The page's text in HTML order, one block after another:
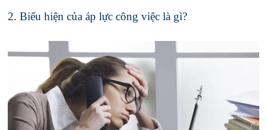
2. Biểu hiện của áp lực công việc là gì?